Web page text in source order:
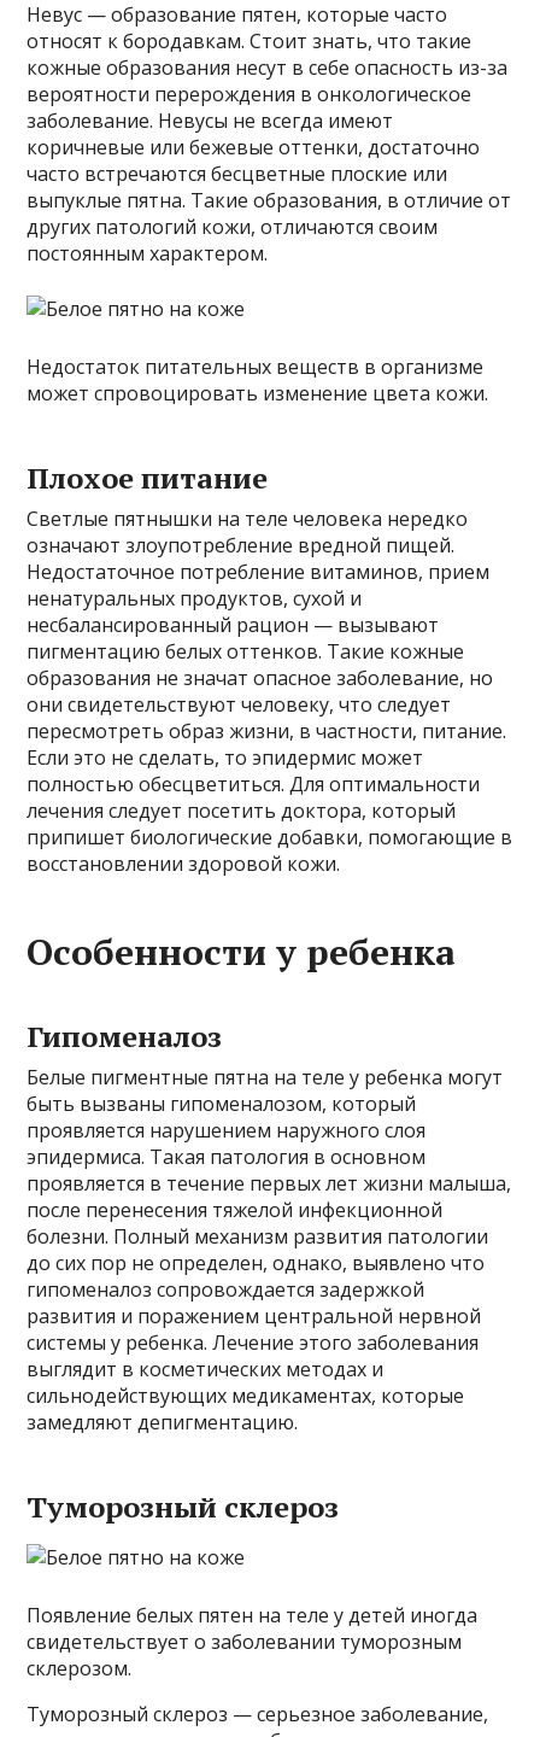
Невус — образование пятен, которые часто
относят к бородавкам. Стоит знать, что такие
кожные образования несут в себе опасность из-за
вероятности перерождения в онкологическое
заболевание. Невусы не всегда имеют
коричневые или бежевые оттенки, достаточно
часто встречаются бесцветные плоские или
выпуклые пятна. Такие образования, в отличие от
других патологий кожи, отличаются своим
постоянным характером.
Недостаток питательных веществ в организме
может спровоцировать изменение цвета кожи.
Плохое питание
Светлые пятнышки на теле человека нередко
означают злоупотребление вредной пищей.
Недостаточное потребление витаминов, прием
ненатуральных продуктов, сухой и
несбалансированный рацион — вызывают
пигментацию белых оттенков. Такие кожные
образования не значат опасное заболевание, но
они свидетельствуют человеку, что следует
пересмотреть образ жизни, в частности, питание.
Если это не сделать, то эпидермис может
полностью обесцветиться. Для оптимальности
лечения следует посетить доктора, который
припишет биологические добавки, помогающие в
восстановлении здоровой кожи.
Особенности у ребенка
Гипоменалоз
Белые пигментные пятна на теле у ребенка могут
быть вызваны гипоменалозом, который
проявляется нарушением наружного слоя
эпидермиса. Такая патология в основном
проявляется в течение первых лет жизни малыша,
после перенесения тяжелой инфекционной
болезни. Полный механизм развития патологии
до сих пор не определен, однако, выявлено что
гипоменалоз сопровождается задержкой
развития и поражением центральной нервной
системы у ребенка. Лечение этого заболевания
выглядит в косметических методах и
сильнодействующих медикаментах, которые
замедляют депигментацию.
Туморозный склероз
Появление белых пятен на теле у детей иногда
свидетельствует о заболевании туморозным
склерозом.
Туморозный склероз — серьезное заболевание,